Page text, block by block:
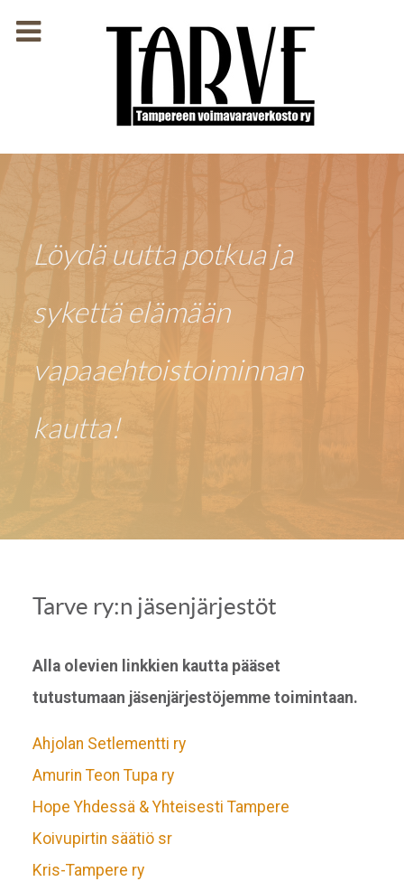
Löydä uutta potkua ja
sykettä elämään
vapaaehtoistoiminnan
kautta!
Tarve ry:n jäsenjärjestöt
Alla olevien linkkien kautta pääset
tutustumaan jäsenjärjestöjemme toimintaan.
Ahjolan Setlementti ry
Amurin Teon Tupa ry
Hope Yhdessä & Yhteisesti Tampere
Koivupirtin säätiö sr
Kris-Tampere ry